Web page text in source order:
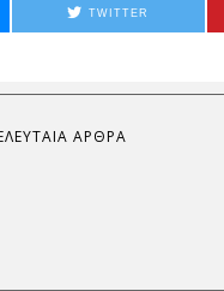
TWITTER
ΆΡΘΡΑ